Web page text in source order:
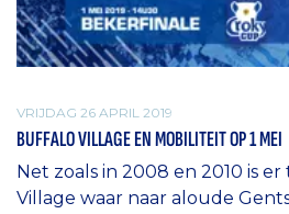
VRIJDAG 26 APRIL 2019
BUFFALO VILLAGE EN MOBILITEIT OP 1 MEI
Net zoals in 2008 en 2010 is
Village waar naar aloude